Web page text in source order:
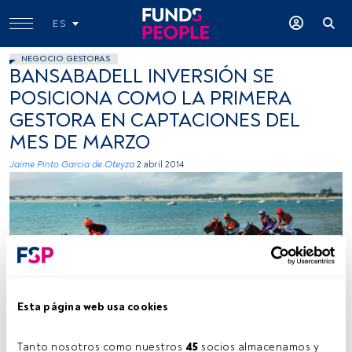
Esta página web usa cookies
Tanto nosotros como nuestros 45 socios almacenamos y
ES
NEGOCIO GESTORAS
BANSABADELL INVERSIÓN SE
POSICIONA COMO LA PRIMERA
GESTORA EN CAPTACIONES DEL
MES DE MARZO
Jaime Pinto Garcia de Oteyza 2 abril 2014
wwwmanuelgarcia, Flickr, Creative Commons